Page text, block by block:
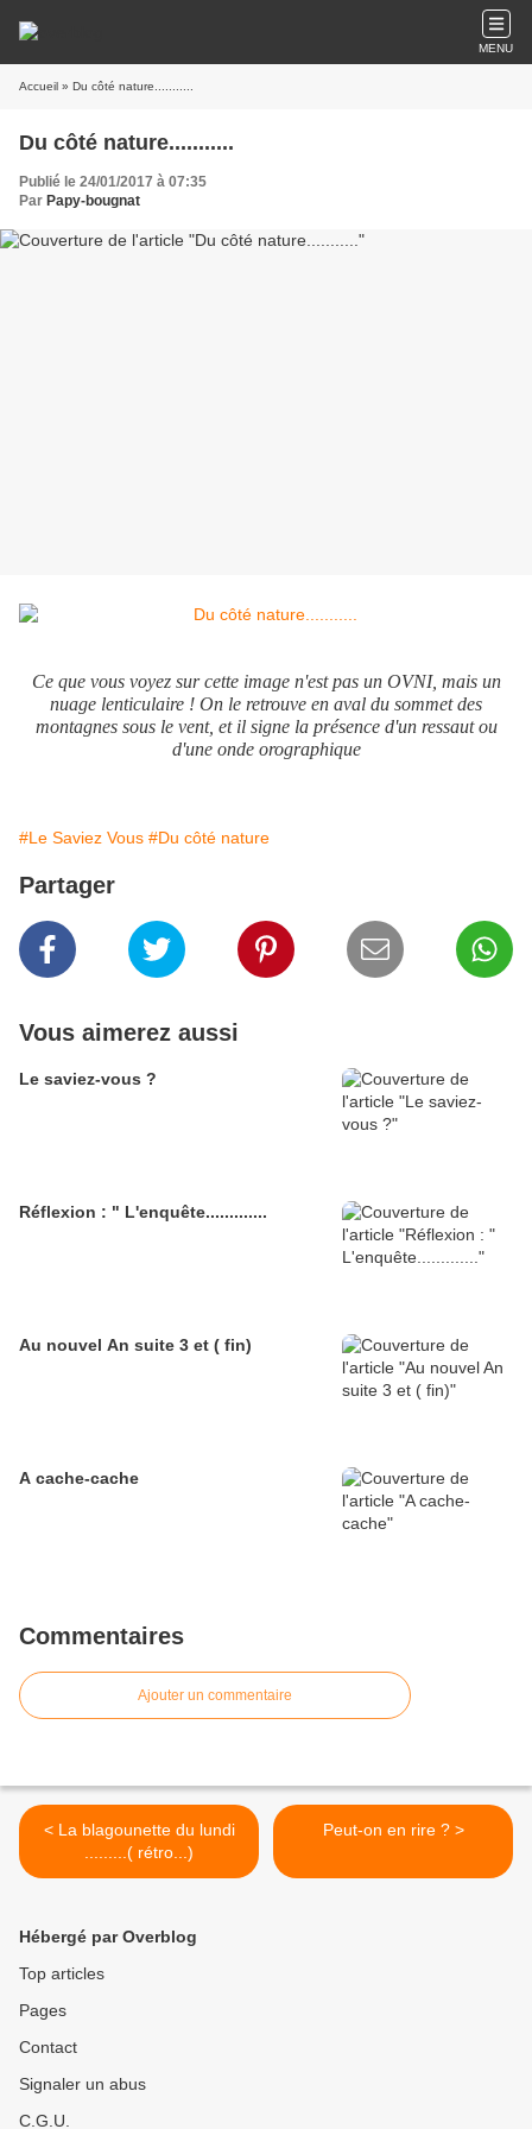
MENU
Accueil » Du côté nature...........
Du côté nature...........
Publié le 24/01/2017 à 07:35
Par Papy-bougnat
Ce que vous voyez sur cette image n'est pas un OVNI, mais un
nuage lenticulaire ! On le retrouve en aval du sommet des
montagnes sous le vent, et il signe la présence d'un ressaut ou
d'une onde orographique
#Le Saviez Vous #Du côté nature
Partager
Vous aimerez aussi
Le saviez-vous ?
Réflexion : " L'enquête.............
Au nouvel An suite 3 et ( fin)
A cache-cache
Commentaires
Ajouter un commentaire
< La blagounette du lundi
.........( rétro...)
Peut-on en rire ? >
Hébergé par Overblog
Top articles
Pages
Contact
Signaler un abus
C.G.U.